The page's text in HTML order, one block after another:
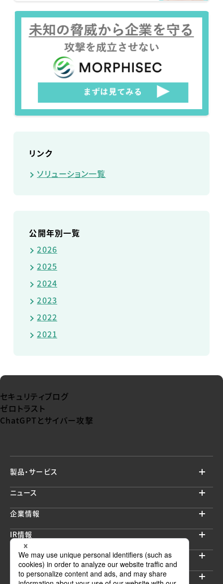
リンク
ソリューション一覧
公開年別一覧
2026
2025
2024
2023
2022
2021
セキュリティブログ
ゼロトラスト
ChatGPTとサイバー攻撃
製品・サービス
ニュース
企業情報
IR情報
サステナビリティ
採用情報